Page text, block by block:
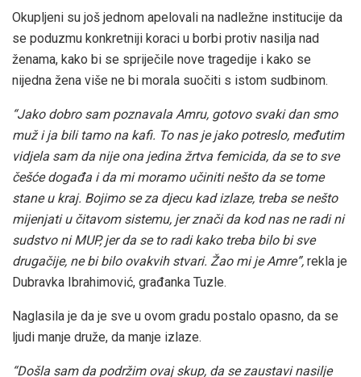
Okupljeni su još jednom apelovali na nadležne institucije da
se poduzmu konkretniji koraci u borbi protiv nasilja nad
ženama, kako bi se spriječile nove tragedije i kako se
nijedna žena više ne bi morala suočiti s istom sudbinom.
“Jako dobro sam poznavala Amru, gotovo svaki dan smo
muž i ja bili tamo na kafi. To nas je jako potreslo, međutim
vidjela sam da nije ona jedina žrtva femicida, da se to sve
češće događa i da mi moramo učiniti nešto da se tome
stane u kraj. Bojimo se za djecu kad izlaze, treba se nešto
mijenjati u čitavom sistemu, jer znači da kod nas ne radi ni
sudstvo ni MUP, jer da se to radi kako treba bilo bi sve
drugačije, ne bi bilo ovakvih stvari. Žao mi je Amre”, rekla je
Dubravka Ibrahimović, građanka Tuzle.
Naglasila je da je sve u ovom gradu postalo opasno, da se
ljudi manje druže, da manje izlaze.
“Došla sam da podržim ovaj skup, da se zaustavi nasilje